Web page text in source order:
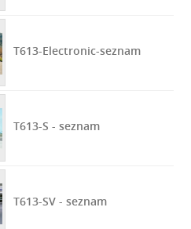
T613-Electronic-seznam
T613-S - seznam
T613-SV - seznam